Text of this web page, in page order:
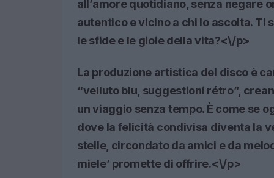
all’amore quotidiano, senza negare
autentico e vicino a chi lo ascolta. Ti
le sfide e le gioie della vita?<\/p>
La produzione artistica del disco è
“velluto blu, suggestioni rétro”,
un viaggio senza tempo. È come se
dove la felicità condivisa diventa la
stelle, circondato da amici e da
miele’ promette di offrire.<\/p>